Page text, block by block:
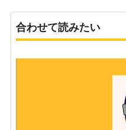
合わせて読みたい